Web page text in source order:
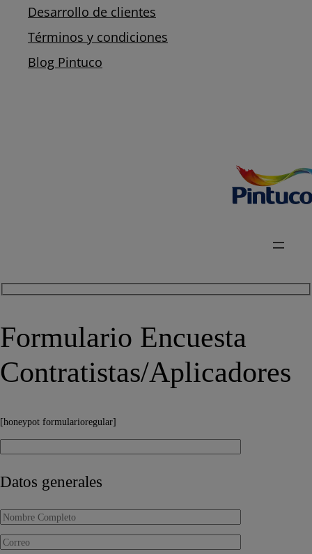
Desarrollo de clientes
Términos y condiciones
Blog Pintuco
Formulario Encuesta
Contratistas/Aplicadores
[honeypot formularioregular]
Datos generales